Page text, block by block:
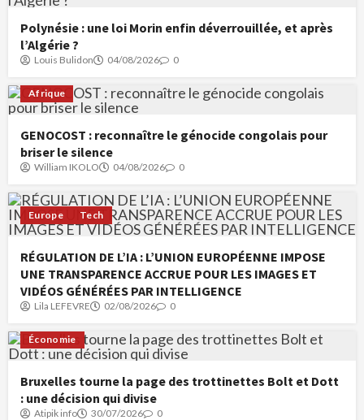
Polynésie : une loi Morin enfin déverrouillée, et après
l’Algérie ?
Louis Bulidon 04/08/2026 0
Afrique
GENOCOST : reconnaître le génocide congolais pour
briser le silence
William IKOLO 04/08/2026 0
Europe Tech
RÉGULATION DE L’IA : L’UNION EUROPÉENNE IMPOSE
UNE TRANSPARENCE ACCRUE POUR LES IMAGES ET
VIDÉOS GÉNÉRÉES PAR INTELLIGENCE
Lila LEFEVRE 02/08/2026 0
Économie
Bruxelles tourne la page des trottinettes Bolt et Dott
: une décision qui divise
Atipik info 30/07/2026 0